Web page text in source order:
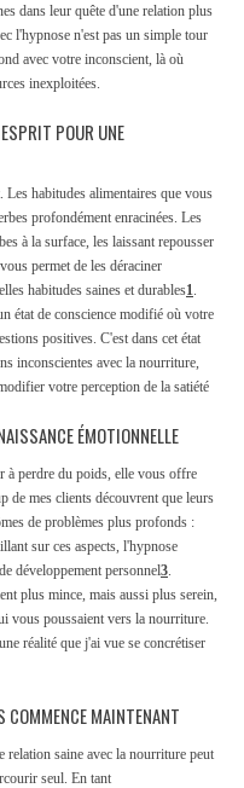
dans leur quête d'une relation plus
l'hypnose n'est pas un simple tour
avec votre inconscient, là où
inexploitées.
POUR UNE
habitudes alimentaires que vous
profondément enracinées. Les
à la surface, les laissant repousser
permet de les déraciner
habitudes saines et durables1
état de conscience modifié où votre
positives. C'est dans cet état
inconscientes avec la nourriture,
votre perception de la satiété
ÉMOTIONNELLE
à perdre du poids, elle vous offre
de mes clients découvrent que leurs
de problèmes plus profonds :
sur ces aspects, l'hypnose
développement personnel3
plus mince, mais aussi plus serein,
vous poussaient vers la nourriture.
réalité que j'ai vue se concrétiser
COMMENCE MAINTENANT
relation saine avec la nourriture peut
seul. En tant